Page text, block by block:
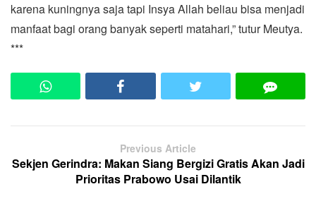
karena kuningnya saja tapi Insya Allah beliau bisa menjadi
manfaat bagi orang banyak seperti matahari,” tutur Meutya.
***
Previous Article
Sekjen Gerindra: Makan Siang Bergizi Gratis Akan Jadi
Prioritas Prabowo Usai Dilantik